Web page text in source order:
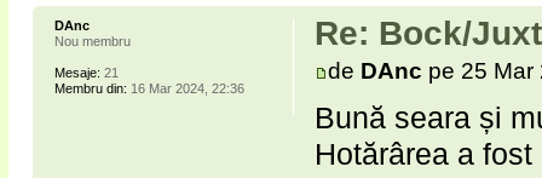
Re: Bock/
de DAnc pe 25 Mar
Bună seara și
Hotărârea a
DAnc
Nou membru
Mesaje: 21
Membru din: 16 Mar 2024, 22:36